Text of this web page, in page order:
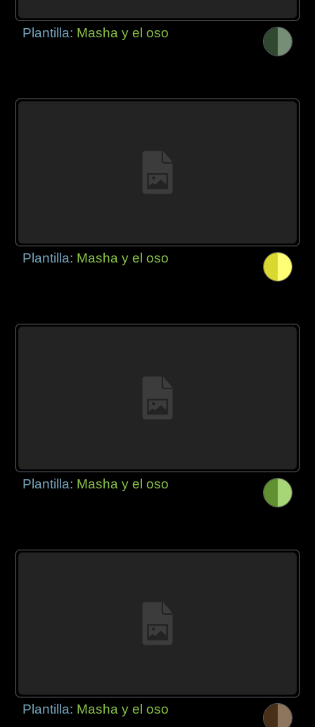
Plantilla: Masha y el oso
Plantilla: Masha y el oso
Plantilla: Masha y el oso
Plantilla: Masha y el oso